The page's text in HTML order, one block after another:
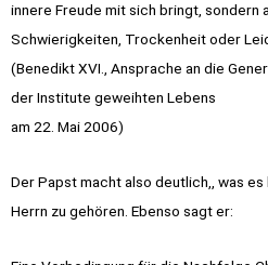
innere Freude mit sich bringt, sondern
Schwierigkeiten, Trockenheit oder
(Benedikt XVI., Ansprache an die
der Institute geweihten Lebens
am 22. Mai 2006)
Der Papst macht also deutlich,, was
Herrn zu gehören. Ebenso sagt er: